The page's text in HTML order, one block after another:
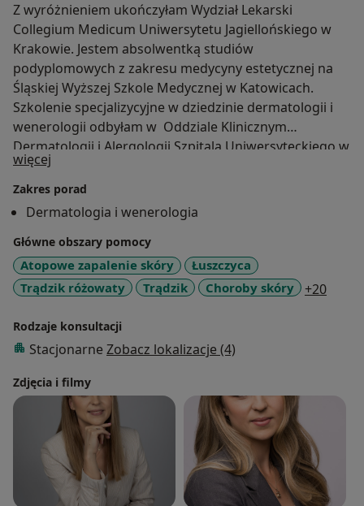
Z wyróżnieniem ukończyłam Wydział Lekarski
Collegium Medicum Uniwersytetu Jagiellońskiego w
Krakowie. Jestem absolwentką studiów
podyplomowych z zakresu medycyny estetycznej na
Śląskiej Wyższej Szkole Medycznej w Katowicach.
Szkolenie specjalizycyjne w dziedzinie dermatologii i
wenerologii odbyłam w Oddziale Klinicznym
Dermatologii i Alergologii Szpitala Uniwersyteckiego w
Krakowie gdzie kontynuuję pracę zawodową. Jestem
członkiem Polskiego Towarzystwa Dermatologicznego
(PTD), European Academy of Dermatology and
Venereology (EADV) oraz International Dermoscopy
Society (IDS). Regularnie uczestniczę w szkoleniach i
kongresach poszerzając swoją wiedzę i umiejętności.
Moje zainteresowania kliniczne w dziedzinie
dermatologii obejmują m.in. trądzik, trądzik różowaty,
łojotokowe zapalenie skóry, atopowe zapalenie skóry.
więcej
Zakres porad
Dermatologia i wenerologia
Główne obszary pomocy
Atopowe zapalenie skóry
Łuszczyca
Trądzik różowaty
Trądzik Choroby skóry +20
Rodzaje konsultacji
Stacjonarne Zobacz lokalizacje (4)
Zdjęcia i filmy